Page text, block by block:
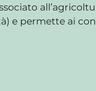
e permette ai